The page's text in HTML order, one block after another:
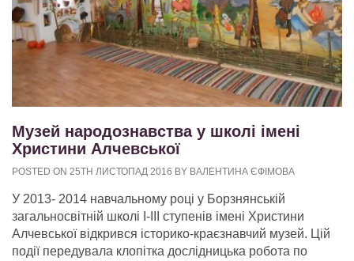
Музей народознавства у школі імені
Христини Алчевської
POSTED ON 25TH ЛИСТОПАД 2016 BY ВАЛЕНТИНА ЄФІМОВА
У 2013- 2014 навчальному році у Борзнянській
загальносвітній школі І-ІІІ ступенів імені Христини
Алчевської відкрився історико-краєзнавчий музей. Цій
події передувала клопітка дослідницька робота по